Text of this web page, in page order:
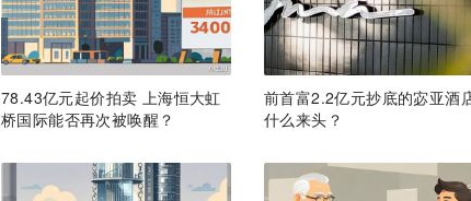
78.43亿元起价拍卖 上海恒大虹
桥国际能否再次被唤醒？
前首富2.2亿元抄底的宓亚酒
什么来头？